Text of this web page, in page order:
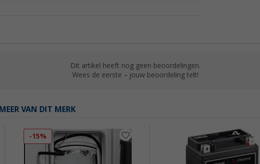
Dit artikel heeft nog geen beoordelingen.
Wees de eerste – jouw beoordeling telt!
MEER VAN DIT MERK
-15%